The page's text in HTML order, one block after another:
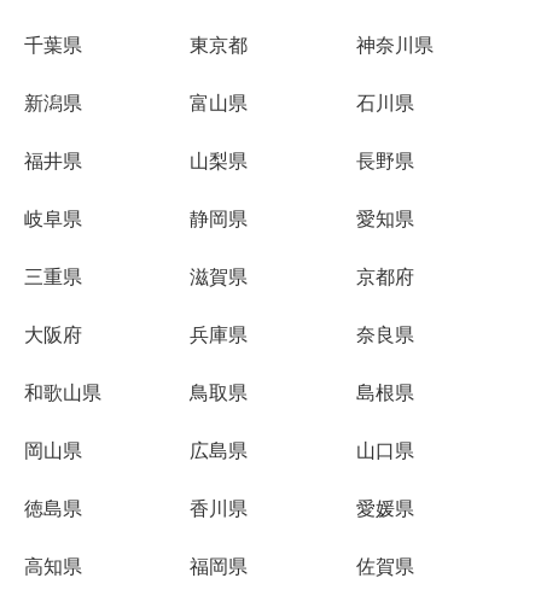
千葉県 東京都 神奈川県
新潟県 富山県 石川県
福井県 山梨県 長野県
岐阜県 静岡県 愛知県
三重県 滋賀県 京都府
大阪府 兵庫県 奈良県
和歌山県 鳥取県 島根県
岡山県 広島県 山口県
徳島県 香川県 愛媛県
高知県 福岡県 佐賀県